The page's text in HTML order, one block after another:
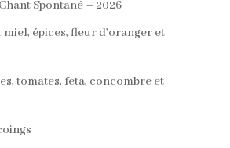
Spontané – 2026
miel, épices, fleur d’oranger et
tomates, feta, concombre et